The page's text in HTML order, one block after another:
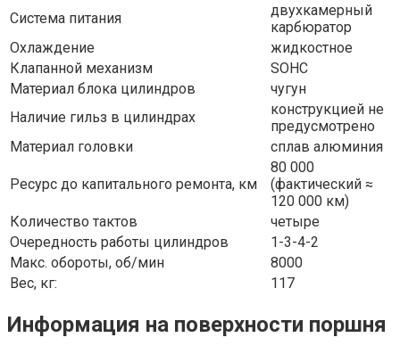
Система питания
двухкамерный
карбюратор
Охлаждение
жидкостное
Клапанной механизм
SOHC
Материал блока цилиндров
чугун
Наличие гильз в цилиндрах
конструкцией не
предусмотрено
Материал головки
сплав алюминия
Ресурс до капитального ремонта, км
80 000
(фактический ≈
120 000 км)
Количество тактов
четыре
Очередность работы цилиндров
1-3-4-2
Макс. обороты, об/мин
8000
Вес, кг:
117
Информация на поверхности поршня